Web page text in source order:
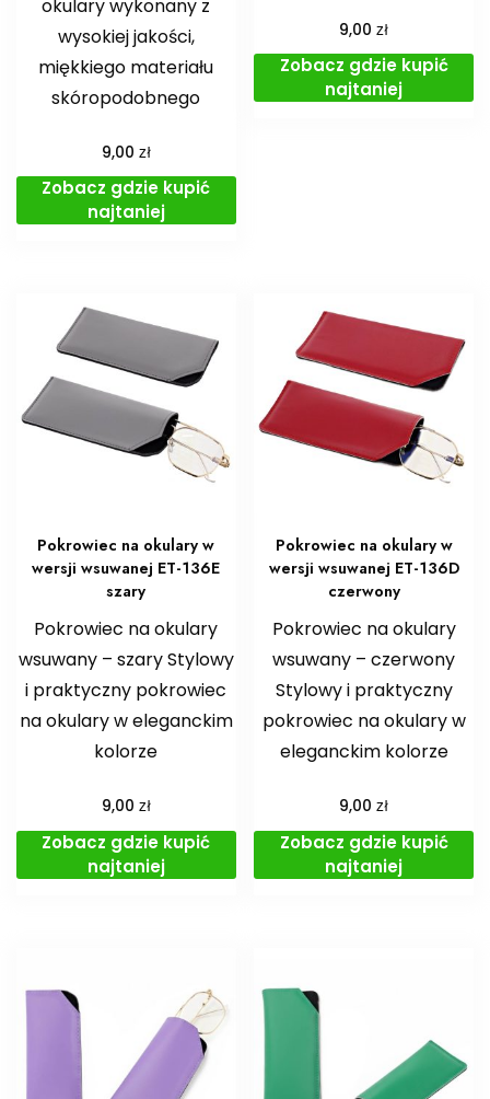
okulary wykonany z
wysokiej jakości,
miękkiego materiału
skóropodobnego
9,00 zł
Zobacz gdzie kupić
najtaniej
9,00zł
Zobacz gdzie kupić
najtaniej
Pokrowiec na okulary w
wersji wsuwanej ET-136E
szary
Pokrowiec na okulary
wsuwany – szary Stylowy
i praktyczny pokrowiec
na okulary w eleganckim
kolorze
9,00 zł
Zobacz gdzie kupić
najtaniej
Pokrowiec na okulary w
wersji wsuwanej ET-136D
czerwony
Pokrowiec na okulary
wsuwany – czerwony
Stylowy i praktyczny
pokrowiec na okulary w
eleganckim kolorze
9,00zł
Zobacz gdzie kupić
najtaniej